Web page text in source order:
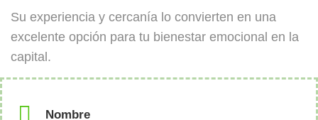
Su experiencia y cercanía lo convierten en una
excelente opción para tu bienestar emocional en la
capital.
Nombre